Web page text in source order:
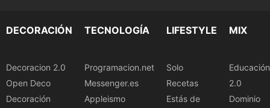
DECORACIÓN
Decoracion 2.0
Open Deco
Decoración
TECNOLOGÍA
Programacion.net
Messenger.es
Appleismo
LIFESTYLE
Solo
Recetas
Estás de
MIX
Educación
2.0
Dominio